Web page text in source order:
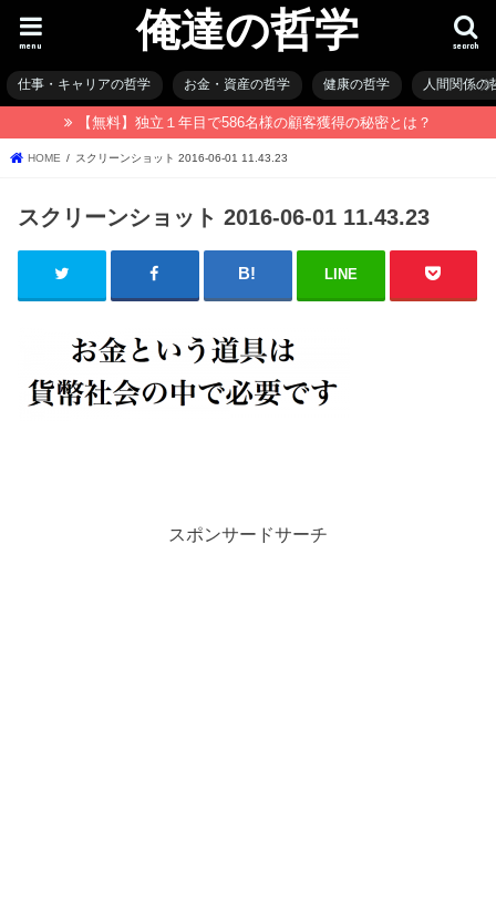
俺達の哲学 search
menu
仕事・キャリアの哲学 お金・資産の哲学 健康の哲学 人間関係の
【無料】独立１年目で586名様の顧客獲得の秘密とは？
HOME スクリーンショット 2016-06-01 11.43.23
スクリーンショット 2016-06-01 11.43.23
LINE
スポンサードサーチ